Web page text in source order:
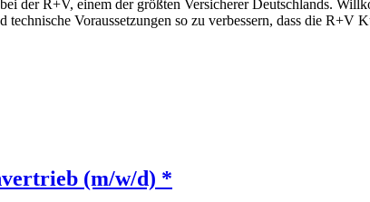
der R+V, einem der größten Versicherer Deutschlands.
Voraussetzungen so zu verbessern, dass die R+V
(m/w/d) *